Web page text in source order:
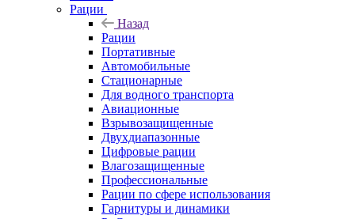
Рации
Назад
Рации
Портативные
Автомобильные
Стационарные
Для водного транспорта
Авиационные
Взрывозащищенные
Двухдиапазонные
Цифровые рации
Влагозащищенные
Профессиональные
Рации по сфере использования
Гарнитуры и динамики